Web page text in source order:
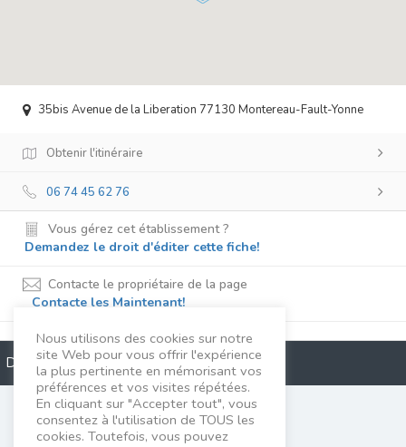
35bis Avenue de la Liberation 77130 Montereau-Fault-Yonne
Obtenir l'itinéraire
06 74 45 62 76
Vous gérez cet établissement ?
Demandez le droit d'éditer cette fiche!
Contacte le propriétaire de la page
Contacte les Maintenant!
Description
Edwige Granval
Nous utilisons des cookies sur notre
site Web pour vous offrir l'expérience
la plus pertinente en mémorisant vos
préférences et vos visites répétées.
En cliquant sur "Accepter tout", vous
consentez à l'utilisation de TOUS les
cookies. Toutefois, vous pouvez